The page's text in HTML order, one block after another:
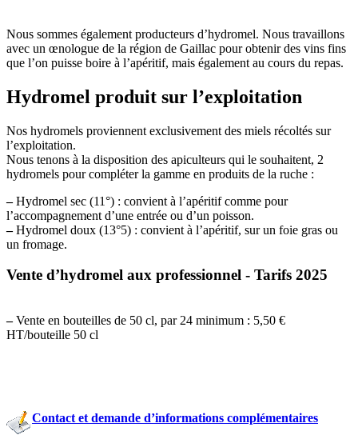
Nous sommes également producteurs d’hydromel. Nous travaillons
avec un œnologue de la région de Gaillac pour obtenir des vins fins
que l’on puisse boire à l’apéritif, mais également au cours du repas.
Hydromel produit sur l’exploitation
Nos hydromels proviennent exclusivement des miels récoltés sur
l’exploitation.
Nous tenons à la disposition des apiculteurs qui le souhaitent, 2
hydromels pour compléter la gamme en produits de la ruche :
–Hydromel sec (11°) : convient à l’apéritif comme pour
l’accompagnement d’une entrée ou d’un poisson.
–Hydromel doux (13°5) : convient à l’apéritif, sur un foie gras ou
un fromage.
Vente d’hydromel aux professionnel - Tarifs 2025
–Vente en bouteilles de 50 cl, par 24 minimum : 5,50 €
HT/bouteille 50 cl
Contact et demande d’informations complémentaires